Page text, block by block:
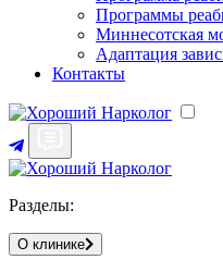
Программы
Миннесотская
Адаптация
Контакты
Разделы:
О клинике